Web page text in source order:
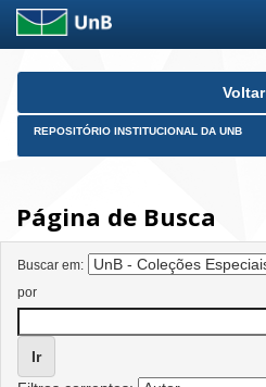
Skip
Voltar
REPOSITÓRIO INSTITUCIONAL DA UNB
Página de Busca
Buscar em:
por